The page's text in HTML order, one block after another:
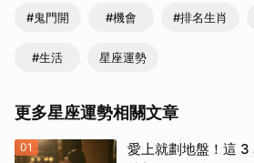
#鬼門開 #機會 #排名生肖
#生活 星座運勢
更多星座運勢相關文章
01
愛上就劃地盤！這